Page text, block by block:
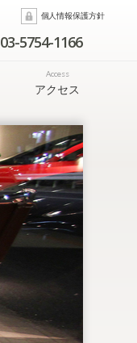
個人情報保護方針
03-5754-1166
Access
アクセス